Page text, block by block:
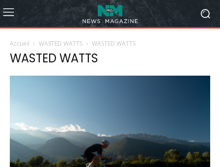
Accueil WASTED WATTS WASTED WATTS
WASTED WATTS